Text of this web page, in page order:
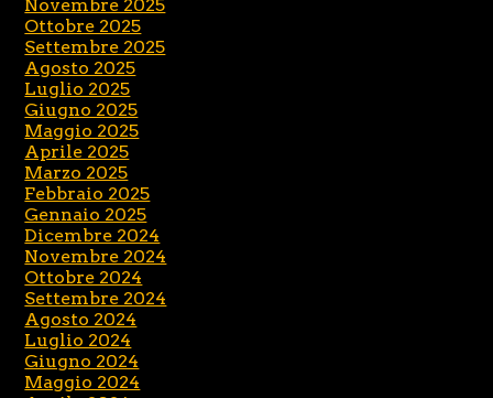
Novembre 2025
Ottobre 2025
Settembre 2025
Agosto 2025
Luglio 2025
Giugno 2025
Maggio 2025
Aprile 2025
Marzo 2025
Febbraio 2025
Gennaio 2025
Dicembre 2024
Novembre 2024
Ottobre 2024
Settembre 2024
Agosto 2024
Luglio 2024
Giugno 2024
Maggio 2024